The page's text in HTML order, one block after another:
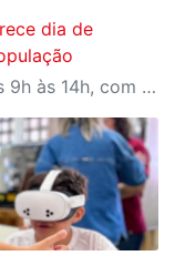
dia de
Evento acontece em 25 de abril, das 9h às 14h, com programação para todas as idades.